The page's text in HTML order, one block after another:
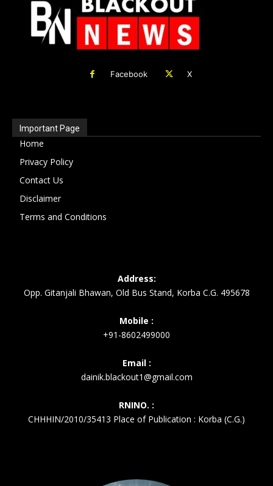
Facebook X
Important Page
Home
Privacy Policy
Contact Us
Disclaimer
Terms and Conditions
Address:
Opp. Gitanjali Bhawan, Old Bus Stand, Korba C.G. 495678
Mobile :
+91-8602499000
Email :
dainik.blackout1@gmail.com
RNINO. :
CHHHIN/2010/35413 Place of Publication : Korba (C.G.)